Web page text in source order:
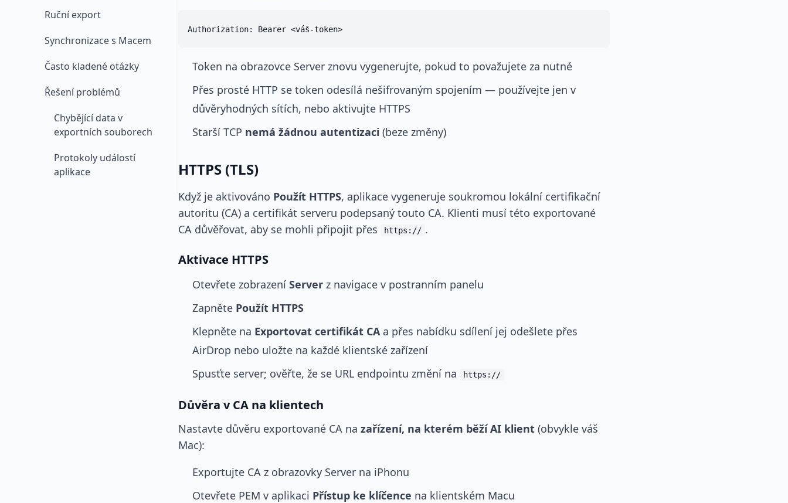
Ruční export
Synchronizace s Macem
Často kladené otázky
Řešení problémů
Chybějící data v
exportních souborech
Protokoly událostí
aplikace
Token na obrazovce Server znovu vygenerujte, pokud to považujete za nutné
Přes prosté HTTP se token odesílá nešifrovaným spojením — používejte jen v
důvěryhodných sítích, nebo aktivujte HTTPS
Starší TCP nemá žádnou autentizaci (beze změny)
HTTPS (TLS)
Když je aktivováno Použít HTTPS, aplikace vygeneruje soukromou lokální certifikační
autoritu (CA) a certifikát serveru podepsaný touto CA. Klienti musí této exportované
CA důvěřovat, aby se mohli připojit přes
https:// .
Aktivace HTTPS
Otevřete zobrazení Server z navigace v postranním panelu
Zapněte Použít HTTPS
Klepněte na Exportovat certifikát CAa přes nabídku sdílení jej odešlete přes
AirDrop nebo uložte na každé klientské zařízení
Spusťte server; ověřte, že se URL endpointu změní na
https://
Důvěra v CA na klientech
Nastavte důvěru exportované CA na zařízení, na kterém běží AI klient (obvykle váš
Mac):
Exportujte CA z obrazovky Server na iPhonu
Otevřete PEM v aplikaci Přístup ke klíčence na klientském Macu